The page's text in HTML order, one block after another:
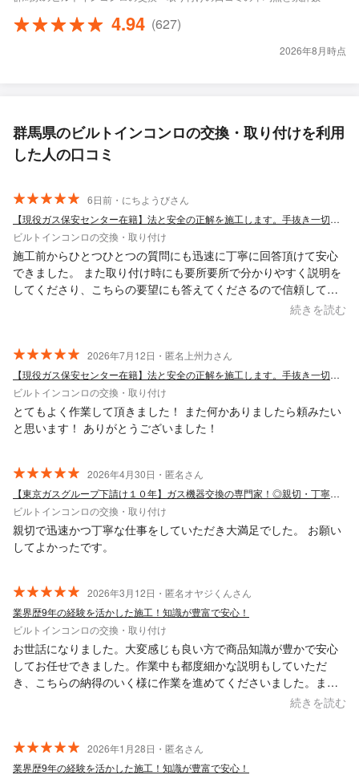
4.94 (627)
2026年8月時点
群馬県のビルトインコンロの交換・取り付けを利用
した人の口コミ
6日前・にちようびさん
【現役ガス保安センター在籍】法と安全の正解を施工します。手抜き一切なし。
ビルトインコンロの交換・取り付け
施工前からひとつひとつの質問にも迅速に丁寧に回答頂けて安心
できました。 また取り付け時にも要所要所で分かりやすく説明を
してくださり、こちらの要望にも答えてくださるので信頼してお
任せしました。 仕上げも綺麗で、また何かあれば、依頼してみた
続きを読む
2026年7月12日・匿名上州力さん
【現役ガス保安センター在籍】法と安全の正解を施工します。手抜き一切なし。
ビルトインコンロの交換・取り付け
とてもよく作業して頂きました！ また何かありましたら頼みたい
と思います！ ありがとうございました！
2026年4月30日・匿名さん
【東京ガスグループ下請け１０年】ガス機器交換の専門家！◎親切・丁寧・安心施行◎
ビルトインコンロの交換・取り付け
親切で迅速かつ丁寧な仕事をしていただき大満足でした。 お願い
してよかったです。
2026年3月12日・匿名オヤジくんさん
業界歴9年の経験を活かした施工！知識が豊富で安心！
ビルトインコンロの交換・取り付け
お世話になりました。大変感じも良い方で商品知識が豊かで安心
してお任せできました。作業中も都度細かな説明もしていただ
き、こちらの納得のいく様に作業を進めてくださいました。ま
た、何かありましたらお願いしたいと思っております。続きを読む
2026年1月28日・匿名さん
業界歴9年の経験を活かした施工！知識が豊富で安心！